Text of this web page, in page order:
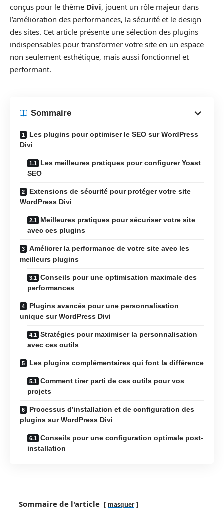
conçus pour le thème Divi, jouent un rôle majeur dans
l’amélioration des performances, la sécurité et le design
des sites. Cet article présente une sélection des plugins
indispensables pour transformer votre site en un espace
non seulement esthétique, mais aussi fonctionnel et
performant.
Sommaire
Les plugins pour optimiser le SEO sur WordPress
Divi
Les meilleures pratiques pour configurer Yoast
SEO
Extensions de sécurité pour protéger votre site
WordPress Divi
Meilleures pratiques pour sécuriser votre site
avec ces plugins
Améliorer la performance de votre site avec les
meilleurs plugins
Conseils pour une optimisation maximale des
performances
Plugins avancés pour une personnalisation
unique sur WordPress Divi
Stratégies pour maximiser la personnalisation
avec ces outils
Les plugins complémentaires qui font la différence
Comment tirer parti de ces outils pour vos
projets
Processus d’installation et de configuration des
plugins sur WordPress Divi
Conseils pour une configuration optimale post-
installation
Sommaire de l'article masquer